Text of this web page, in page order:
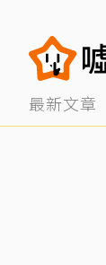
最新文章